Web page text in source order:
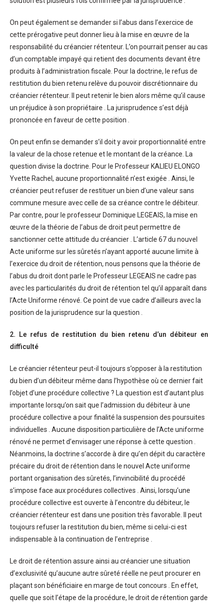
On peut également se demander si l’abus dans l’exercice de
cette prérogative peut donner lieu à la mise en œuvre de la
responsabilité du créancier rétenteur. L’on pourrait penser au cas
d’un comptable impayé qui retient des documents devant être
produits à l’administration fiscale. Pour la doctrine, le refus de
restitution du bien retenu relève du pouvoir discrétionnaire du
créancier rétenteur. Il peut retenir le bien alors même qu’il cause
un préjudice à son propriétaire . La jurisprudence s’est déjà
prononcée en faveur de cette position .
On peut enfin se demander s’il doit y avoir proportionnalité entre
la valeur de la chose retenue et le montant de la créance. La
question divise la doctrine. Pour le Professeur KALIEU ELONGO
Yvette Rachel, aucune proportionnalité n’est exigée . Ainsi, le
créancier peut refuser de restituer un bien d’une valeur sans
commune mesure avec celle de sa créance contre le débiteur.
Par contre, pour le professeur Dominique LEGEAIS, la mise en
œuvre de la théorie de l’abus de droit peut permettre de
sanctionner cette attitude du créancier . L’article 67 du nouvel
Acte uniforme sur les sûretés n’ayant apporté aucune limite à
l’exercice du droit de rétention, nous pensons que la théorie de
l’abus du droit dont parle le Professeur LEGEAIS ne cadre pas
avec les particularités du droit de rétention tel qu’il apparaît dans
l’Acte Uniforme rénové. Ce point de vue cadre d’ailleurs avec la
position de la jurisprudence sur la question .
2. Le refus de restitution du bien retenu d’un débiteur en
difficulté
Le créancier rétenteur peut-il toujours s’opposer à la restitution
du bien d’un débiteur même dans l’hypothèse où ce dernier fait
l’objet d’une procédure collective ? La question est d’autant plus
importante lorsqu’on sait que l’admission du débiteur à une
procédure collective a pour finalité la suspension des poursuites
individuelles . Aucune disposition particulière de l’Acte uniforme
rénové ne permet d’envisager une réponse à cette question .
Néanmoins, la doctrine s’accorde à dire qu’en dépit du caractère
précaire du droit de rétention dans le nouvel Acte uniforme
portant organisation des sûretés, l’invincibilité du procédé
s’impose face aux procédures collectives . Ainsi, lorsqu’une
procédure collective est ouverte à l’encontre du débiteur, le
créancier rétenteur est dans une position très favorable. Il peut
toujours refuser la restitution du bien, même si celui-ci est
indispensable à la continuation de l’entreprise .
Le droit de rétention assure ainsi au créancier une situation
d’exclusivité qu’aucune autre sûreté réelle ne peut procurer en
plaçant son bénéficiaire en marge de tout concours . En effet,
quelle que soit l’étape de la procédure, le droit de rétention garde